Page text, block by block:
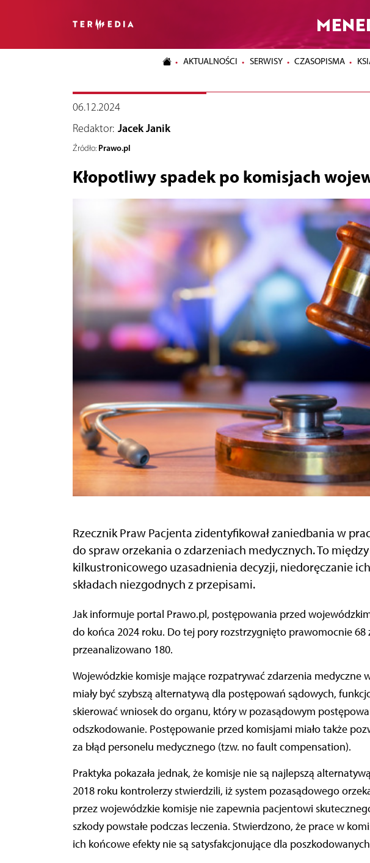
AKTUALNOŚCI SERWISY CZASOPISMA
06.12.2024
Redaktor: Jacek Janik
Źródło: Prawo.pl
Kłopotliwy spadek po komisjach
Rzecznik Praw Pacjenta zidentyfikował zaniedbania w
do spraw orzekania o zdarzeniach medycznych. To
kilkustronicowego uzasadnienia decyzji, niedoręczanie
składach niezgodnych z przepisami.
Jak informuje portal Prawo.pl, postępowania przed wojewódzkimi komisjami mają się zakończyć
do końca 2024 roku. Do tej pory rozstrzygnięto prawomocnie 68
przeanalizowano 180.
Wojewódzkie komisje mające rozpatrywać zdarzenia medyczne
miały być szybszą alternatywą dla postępowań sądowych,
skierować wniosek do organu, który w pozasądowym
odszkodowanie. Postępowanie przed komisjami miało także
za błąd personelu medycznego (tzw. no fault compensation).
Praktyka pokazała jednak, że komisje nie są najlepszą
2018 roku kontrolerzy stwierdzili, iż system pozasądowego
przez wojewódzkie komisje nie zapewnia pacjentowi
szkody powstałe podczas leczenia. Stwierdzono, że prace w
ich końcowe efekty nie są satysfakcjonujące dla